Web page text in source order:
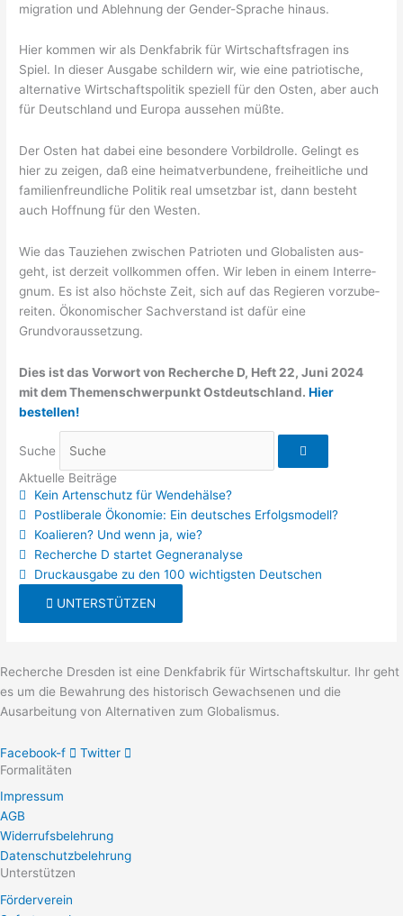
mi­gra­ti­on und Ableh­nung der Gen­der-Spra­che hinaus.
Hier kom­men wir als Denk­fa­brik für Wirt­schafts­fra­gen ins
Spiel. In die­ser Aus­ga­be schil­dern wir, wie eine patrio­ti­sche,
alter­na­ti­ve Wirt­schafts­po­li­tik spe­zi­ell für den Osten, aber auch
für Deutsch­land und Euro­pa aus­se­hen müßte.
Der Osten hat dabei eine beson­de­re Vor­bild­rol­le. Gelingt es
hier zu zei­gen, daß eine hei­mat­ver­bun­de­ne, frei­heit­li­che und
fami­li­en­freund­li­che Poli­tik real umsetz­bar ist, dann besteht
auch Hoff­nung für den Westen.
Wie das Tau­zie­hen zwi­schen Patrio­ten und Glo­ba­lis­ten aus­
geht, ist der­zeit voll­kom­men offen. Wir leben in einem Inter­re­
gnum. Es ist also höchs­te Zeit, sich auf das Regie­ren vor­zu­be­
rei­ten. Öko­no­mi­scher Sach­ver­stand ist dafür eine
Grundvoraussetzung.
Dies ist das Vorwort von Recherche D, Heft 22, Juni 2024
mit dem Themenschwerpunkt Ostdeutschland.Hier
bestellen!
Suche
Aktuelle Beiträge
Kein Artenschutz für Wendehälse?
Postliberale Ökonomie: Ein deutsches Erfolgsmodell?
Koalieren? Und wenn ja, wie?
Recherche D startet Gegneranalyse
Druckausgabe zu den 100 wichtigsten Deutschen
UNTERSTÜTZEN
Recherche Dresden ist eine Denkfabrik für Wirtschaftskultur. Ihr geht
es um die Bewahrung des historisch Gewachsenen und die
Ausarbeitung von Alternativen zum Globalismus.
Facebook-f
Twitter
Formalitäten
Impressum
AGB
Widerrufsbelehrung
Datenschutzbelehrung
Unterstützen
Förderverein